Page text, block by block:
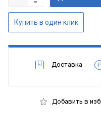
Доставка
Добавить в